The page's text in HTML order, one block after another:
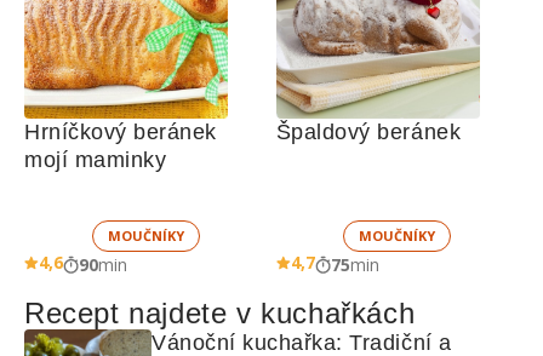
Hrníčkový beránek
mojí maminky
MOUČNÍKY
4,6 90min
Špaldový beránek
MOUČNÍKY
4,7 75min
Recept najdete v kuchařkách
Vánoční kuchařka: Tradiční a